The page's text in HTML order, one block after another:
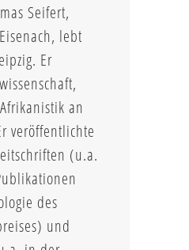
Seifert,
lebt
Er
an
veröffentlichte
(u.a.
des
und